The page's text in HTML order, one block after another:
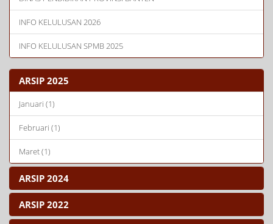
INFO KELULUSAN 2026
INFO KELULUSAN SPMB 2025
ARSIP 2025
Januari (1)
Februari (1)
Maret (1)
ARSIP 2024
ARSIP 2022